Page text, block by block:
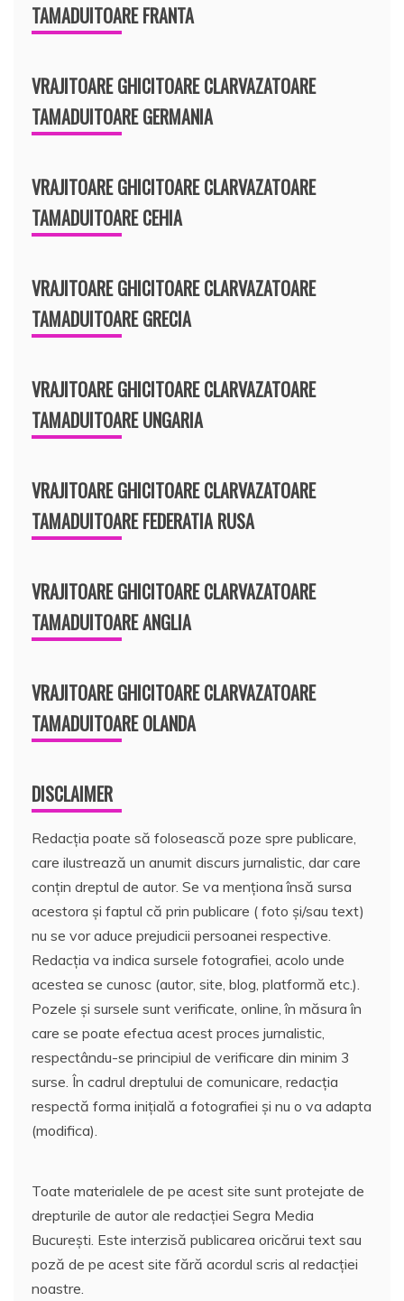
TAMADUITOARE FRANTA
VRAJITOARE GHICITOARE CLARVAZATOARE
TAMADUITOARE GERMANIA
VRAJITOARE GHICITOARE CLARVAZATOARE
TAMADUITOARE CEHIA
VRAJITOARE GHICITOARE CLARVAZATOARE
TAMADUITOARE GRECIA
VRAJITOARE GHICITOARE CLARVAZATOARE
TAMADUITOARE UNGARIA
VRAJITOARE GHICITOARE CLARVAZATOARE
TAMADUITOARE FEDERATIA RUSA
VRAJITOARE GHICITOARE CLARVAZATOARE
TAMADUITOARE ANGLIA
VRAJITOARE GHICITOARE CLARVAZATOARE
TAMADUITOARE OLANDA
DISCLAIMER
Redacția poate să folosească poze spre publicare,
care ilustrează un anumit discurs jurnalistic, dar care
conțin dreptul de autor. Se va menționa însă sursa
acestora și faptul că prin publicare ( foto și/sau text)
nu se vor aduce prejudicii persoanei respective.
Redacția va indica sursele fotografiei, acolo unde
acestea se cunosc (autor, site, blog, platformă etc.).
Pozele și sursele sunt verificate, online, în măsura în
care se poate efectua acest proces jurnalistic,
respectându-se principiul de verificare din minim 3
surse. În cadrul dreptului de comunicare, redacția
respectă forma inițială a fotografiei și nu o va adapta
(modifica).
Toate materialele de pe acest site sunt protejate de
drepturile de autor ale redacției Segra Media
București. Este interzisă publicarea oricărui text sau
poză de pe acest site fără acordul scris al redacției
noastre.